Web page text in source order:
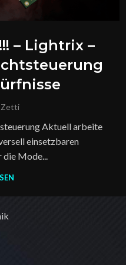
– Lightrix –
Zetti
Aktuell arbeite
einsetzbaren
die Mode...